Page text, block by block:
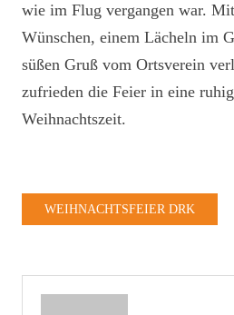
wie im Flug vergangen war.
Wünschen, einem Lächeln im
süßen Gruß vom Ortsverein
zufrieden die Feier in eine
Weihnachtszeit.
WEIHNACHTSFEIER DRK